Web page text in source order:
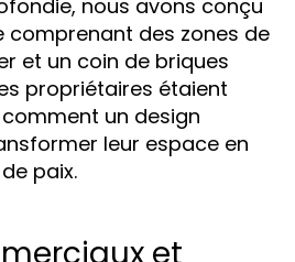
nous avons conçu
comprenant des zones de
et un coin de briques
propriétaires étaient
un design
leur espace en
paix.